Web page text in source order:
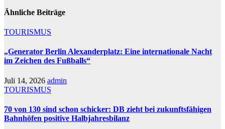
Ähnliche Beiträge
TOURISMUS
„Generator Berlin Alexanderplatz: Eine internationale Nacht
im Zeichen des Fußballs“
Juli 14, 2026 admin
TOURISMUS
70 von 130 sind schon schicker: DB zieht bei zukunftsfähigen
Bahnhöfen positive Halbjahresbilanz